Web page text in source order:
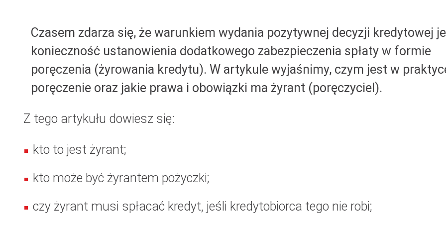
Czasem zdarza się, że warunkiem wydania pozytywnej decyzji kredytowej
konieczność ustanowienia dodatkowego zabezpieczenia spłaty w formie
poręczenia (żyrowania kredytu). W artykule wyjaśnimy, czym jest w
poręczenie oraz jakie prawa i obowiązki ma żyrant (poręczyciel ).
Z tego artykułu dowiesz się:
kto to jest żyrant;
kto może być żyrantem pożyczki;
czy żyrant musi spłacać kredyt, jeśli kredytobiorca tego nie robi;